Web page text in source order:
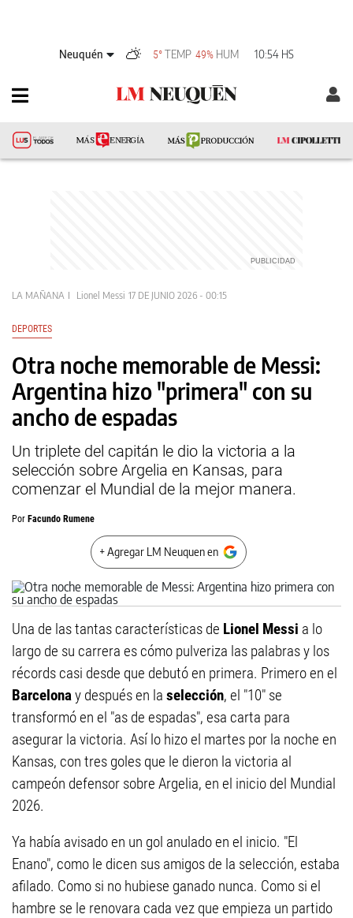
Neuquén 5° TEMP 49% HUM 10:54 HS
LA MAÑANA Lionel Messi 17 DE JUNIO 2026 - 00:15
DEPORTES
Otra noche memorable de Messi:
Argentina hizo "primera" con su
ancho de espadas
Un triplete del capitán le dio la victoria a la
selección sobre Argelia en Kansas, para
comenzar el Mundial de la mejor manera.
Por Facundo Rumene
+ Agregar LM Neuquen en
Una de las tantas características de Lionel Messi a lo
largo de su carrera es cómo pulveriza las palabras y los
récords casi desde que debutó en primera. Primero en el
Barcelonay después en la selección, el "10" se
transformó en el "as de espadas", esa carta para
asegurar la victoria. Así lo hizo el martes por la noche en
Kansas, con tres goles que le dieron la victoria al
campeón defensor sobre Argelia, en el inicio del Mundial
2026.
Ya había avisado en un gol anulado en el inicio. "El
Enano", como le dicen sus amigos de la selección, estaba
afilado. Como si no hubiese ganado nunca. Como si el
hambre se le renovara cada vez que empieza un partido